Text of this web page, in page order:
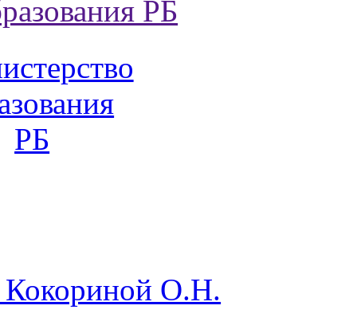
Кокориной О.Н.